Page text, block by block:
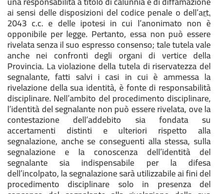
ai sensi delle disposizioni del codice penale o dell’art.
2043 c.c. e delle ipotesi in cui l’anonimato non è
opponibile per legge. Pertanto, essa non può essere
rivelata senza il suo espresso consenso; tale tutela vale
anche nei confronti degli organi di vertice della
Provincia. La violazione della tutela di riservatezza del
segnalante, fatti salvi i casi in cui è ammessa la
rivelazione della sua identità, è fonte di responsabilità
disciplinare. Nell’ambito del procedimento disciplinare,
l’identità del segnalante non può essere rivelata, ove la
contestazione dell’addebito sia fondata su
accertamenti distinti e ulteriori rispetto alla
segnalazione, anche se conseguenti alla stessa, sulla
segnalazione e la conoscenza dell’identità del
segnalante sia indispensabile per la difesa
dell’incolpato, la segnalazione sarà utilizzabile ai fini del
procedimento disciplinare solo in presenza del